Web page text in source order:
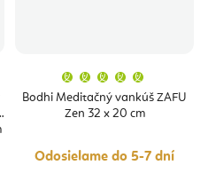
Bodhi Meditačný vankúš ZAFU
Zen 32 x 20 cm
produktu
je
Odosielame do 5-7 dní